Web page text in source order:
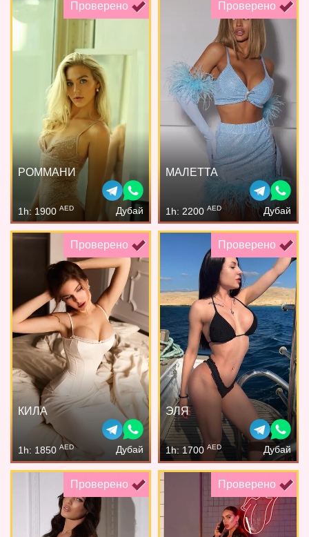
Проверено
РОММАНИ
1h: 1900 AED Дубай
Проверено
МАЛЕТТА
1h: 2200 AED Дубай
Проверено
КИЛА
1h: 1850 AED Дубай
Проверено
ЭЛЯ
1h: 1700 AED Дубай
Проверено Проверено